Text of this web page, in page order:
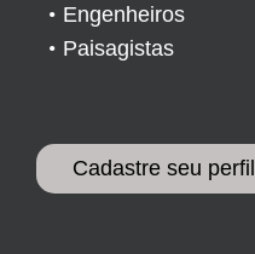
Engenheiros
Paisagistas
Cadastre seu perfil